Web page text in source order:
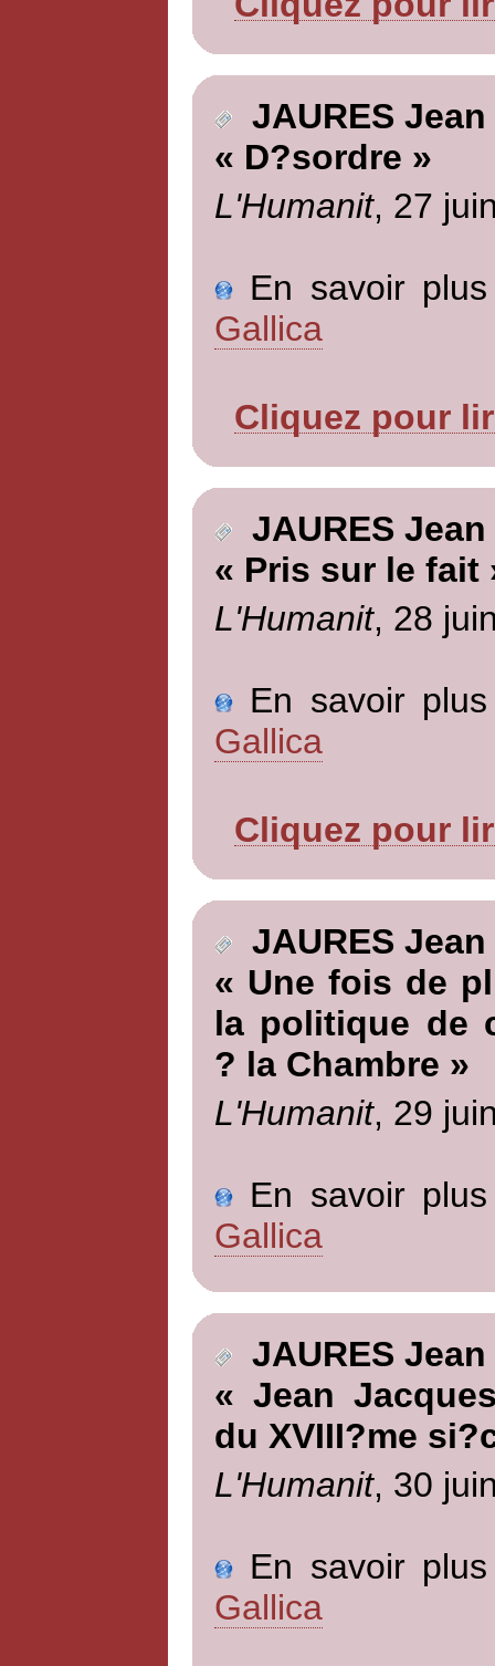
JAURES Jean
« D?sordre »
L'Humanit, 27
En savoir
Gallica
Cliquez pour
JAURES Jean
« Pris sur le fait
L'Humanit, 28
En savoir
Gallica
Cliquez pour
JAURES Jean
« Une fois de
la politique de
? la Chambre »
L'Humanit, 29
En savoir
Gallica
JAURES Jean
« Jean
du XVIII?me
L'Humanit, 30
En savoir
Gallica